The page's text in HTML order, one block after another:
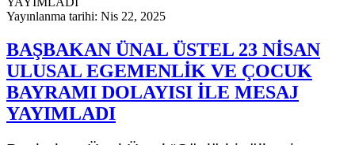
Yayınlanma tarihi: Nis 22, 2025
BAŞBAKAN ÜNAL ÜSTEL 23 NİSAN
ULUSAL EGEMENLİK VE ÇOCUK
BAYRAMI DOLAYISI İLE MESAJ
YAYIMLADI